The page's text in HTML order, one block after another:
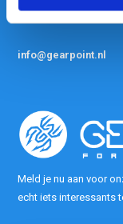
is onze kracht.
info@gearpoint.nl
Meld je nu aan voor
echt iets interessants